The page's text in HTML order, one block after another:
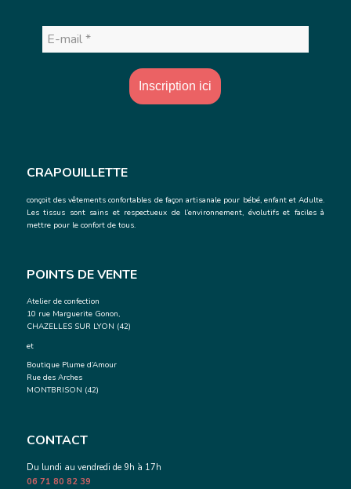
CRAPOUILLETTE
conçoit des vêtements confortables de façon artisanale pour bébé, enfant et Adulte.
Les tissus sont sains et respectueux de l’environnement, évolutifs et faciles à
mettre pour le confort de tous.
POINTS DE VENTE
Atelier de confection
10 rue Marguerite Gonon,
CHAZELLES SUR LYON (42)
et
Boutique Plume d’Amour
Rue des Arches
MONTBRISON (42)
CONTACT
Du lundi au vendredi de 9h à 17h
06 71 80 82 39